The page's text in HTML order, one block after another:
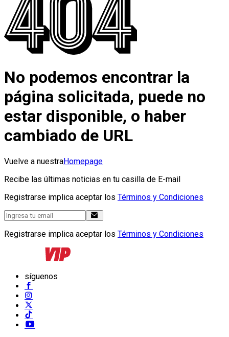
No podemos encontrar la
página solicitada, puede no
estar disponible, o haber
cambiado de URL
Vuelve a nuestraHomepage
Recibe las últimas noticias en tu casilla de E-mail
Registrarse implica aceptar los Términos y Condiciones
Registrarse implica aceptar los Términos y Condiciones
síguenos